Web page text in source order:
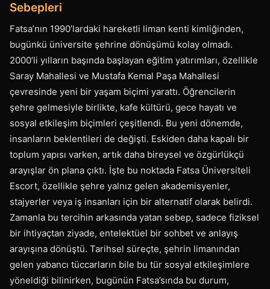
Sebepleri
Fatsa’nın 1990’lardaki hareketli liman kenti kimliğinden,
bugünkü üniversite şehrine dönüşümü kolay olmadı.
2000’li yılların başında başlayan eğitim yatırımları, özellikle
Saray Mahallesi ve Mustafa Kemal Paşa Mahallesi
çevresinde yeni bir yaşam biçimi yarattı. Öğrencilerin
şehre gelmesiyle birlikte, kafe kültürü, gece hayatı ve
sosyal etkileşim biçimleri çeşitlendi. Bu yeni dönemde,
insanların beklentileri de değişti. Eskiden daha kapalı bir
toplum yapısı varken, artık daha bireysel ve özgürlükçü
arayışlar ön plana çıktı. İşte bu noktada Fatsa Üniversiteli
Escort, özellikle şehre yalnız gelen akademisyenler,
stajyerler veya iş insanları için bir alternatif olarak belirdi.
Zamanla bu tercihin arkasında yatan sebep, sadece fiziksel
bir ihtiyaçtan ziyade, entelektüel bir sohbet ve anlayış
arayışına dönüştü. Tarihsel süreçte, şehrin limanından
gelen yabancı tüccarların bile bu tür sosyal etkileşimlere
yöneldiği bilinirken, bugünün Fatsa’sında bu durum,